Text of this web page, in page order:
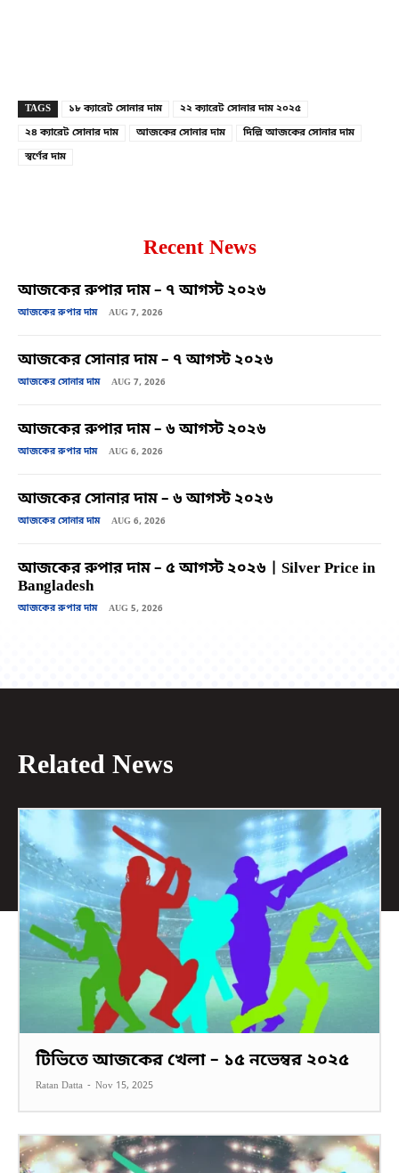
TAGS ১৮ ক্যারেট সোনার দাম
২২ ক্যারেট সোনার দাম ২০২৫
২৪ ক্যারেট সোনার দাম
আজকের সোনার দাম
দিল্লি আজকের সোনার দাম
স্বর্ণের দাম
Recent News
আজকের রুপার দাম – ৭ আগস্ট ২০২৬
আজকের রুপার দাম AUG 7, 2026
আজকের সোনার দাম – ৭ আগস্ট ২০২৬
আজকের সোনার দাম AUG 7, 2026
আজকের রুপার দাম – ৬ আগস্ট ২০২৬
আজকের রুপার দাম AUG 6, 2026
আজকের সোনার দাম – ৬ আগস্ট ২০২৬
আজকের সোনার দাম AUG 6, 2026
আজকের রুপার দাম – ৫ আগস্ট ২০২৬ | Silver Price in
Bangladesh
আজকের রুপার দাম AUG 5, 2026
Related News
টিভিতে আজকের খেলা – ১৫ নভেম্বর ২০২৫
Ratan Datta - Nov 15, 2025